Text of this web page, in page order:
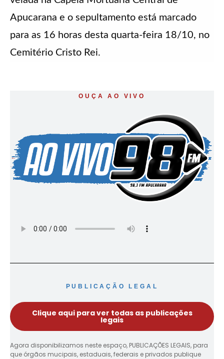
Apucarana e o sepultamento está marcado
para as 16 horas desta quarta-feira 18/10, no
Cemitério Cristo Rei.
OUÇA AO VIVO
PUBLICAÇÃO LEGAL
Clique aqui para ver todas as publicações
legais
Agora disponibilizamos neste espaço, PUBLICAÇÕES LEGAIS, para
que órgãos mucipais, estaduais, federais e privados publique